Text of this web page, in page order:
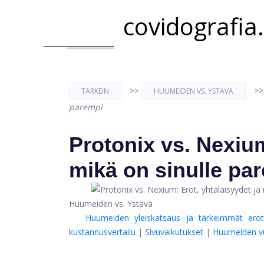
TÄRKEIN >> HUUMEIDEN VS. YSTÄVÄ
parempi
Protonix vs.
mikä on sinulle
Huumeiden vs. Ystävä
Huumeiden yleiskatsaus ja tärkeimmät erot
kustannusvertailu | Sivuvaikutukset | Huumeiden